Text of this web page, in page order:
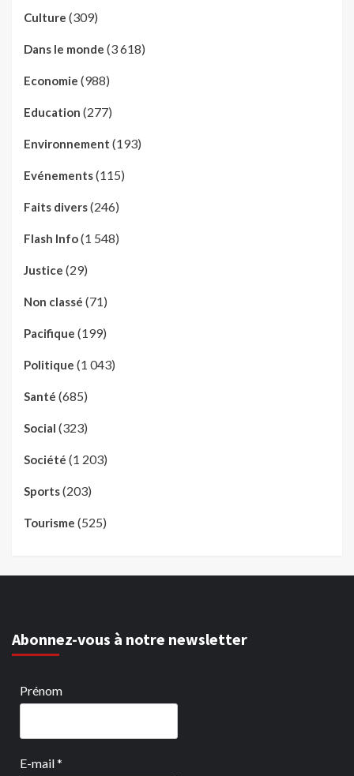
Culture (309)
Dans le monde (3 618)
Economie (988)
Education (277)
Environnement (193)
Evénements(115)
Faits divers(246)
Flash Info(1 548)
Justice (29)
Non classé (71)
Pacifique (199)
Politique (1 043)
Santé (685)
Social (323)
Société (1 203)
Sports(203)
Tourisme (525)
Abonnez-vous à notre newsletter
Prénom
E-mail*